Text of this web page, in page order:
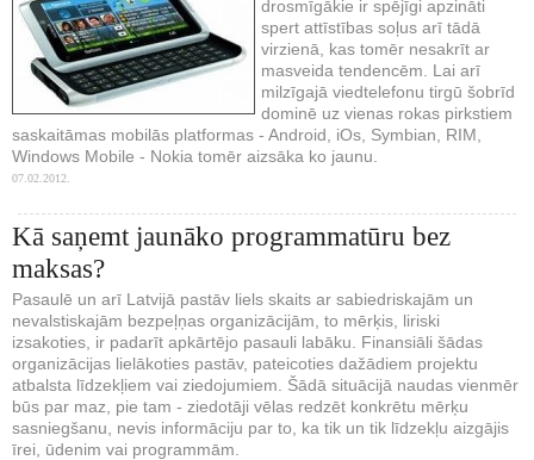
drosmīgākie ir spējīgi apzināti
spert attīstības soļus arī tādā
virzienā, kas tomēr nesakrīt ar
masveida tendencēm. Lai arī
milzīgajā viedtelefonu tirgū šobrīd
dominē uz vienas rokas pirkstiem
saskaitāmas mobilās platformas - Android, iOs, Symbian, RIM,
Windows Mobile - Nokia tomēr aizsāka ko jaunu.
07.02.2012.
Kā saņemt jaunāko programmatūru bez
maksas?
Pasaulē un arī Latvijā pastāv liels skaits ar sabiedriskajām un
nevalstiskajām bezpeļņas organizācijām, to mērķis, liriski
izsakoties, ir padarīt apkārtējo pasauli labāku. Finansiāli šādas
organizācijas lielākoties pastāv, pateicoties dažādiem projektu
atbalsta līdzekļiem vai ziedojumiem. Šādā situācijā naudas vienmēr
būs par maz, pie tam - ziedotāji vēlas redzēt konkrētu mērķu
sasniegšanu, nevis informāciju par to, ka tik un tik līdzekļu aizgājis
īrei, ūdenim vai programmām.